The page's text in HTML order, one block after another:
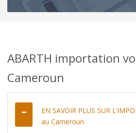
ABARTH importation
Cameroun
EN SAVOIR PLUS SUR
au Cameroun